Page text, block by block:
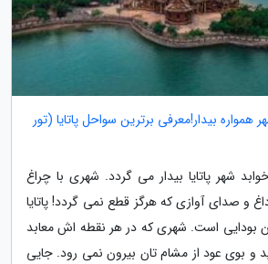
همواره بیدار!معرفی برترین سواحل پاتایا (تور
شهر پاتایا بیدار می گردد. شهری با چراغ
صدای آوازی که هرگز قطع نمی گردد! پاتایا
بودایی است. شهری که در هر نقطه اش معابد
و بوی عود از مشام تان بیرون نمی رود. جایی